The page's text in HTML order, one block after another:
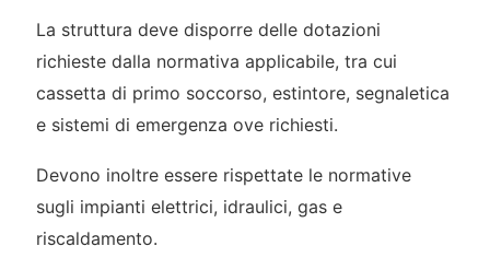
La struttura deve disporre delle dotazioni
richieste dalla normativa applicabile, tra cui
cassetta di primo soccorso, estintore, segnaletica
e sistemi di emergenza ove richiesti.
Devono inoltre essere rispettate le normative
sugli impianti elettrici, idraulici, gas e
riscaldamento.